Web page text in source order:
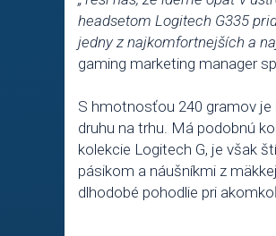
headsetom Logitech G335
jedny z najkomfortnejších a
gaming marketing manager
S hmotnosťou 240 gramov
druhu na trhu. Má podobnú
kolekcie Logitech G, je však
pásikom a náušníkmi z
dlhodobé pohodlie pri